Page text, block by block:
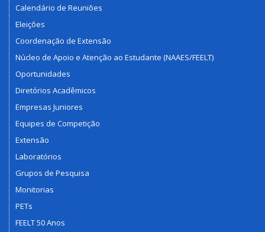
Calendário de Reuniões
Eleições
Coordenação de Extensão
Núcleo de Apoio e Atenção ao Estudante (NAAES/FEELT)
Oportunidades
Diretórios Acadêmicos
Empresas Juniores
Equipes de Competição
Extensão
Laboratórios
Grupos de Pesquisa
Monitorias
PETs
FEELT 50 Anos